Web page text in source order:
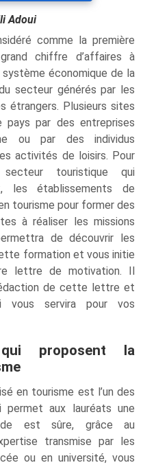
Adoui
comme la première
chiffre d’affaires à
économique de la
secteur générés par les
étrangers. Plusieurs sites
par des entreprises
ou par des individus
activités de loisirs. Pour
touristique qui
les établissements de
tourisme pour former des
à réaliser les missions
de découvrir les
formation et vous initie
lettre de motivation. Il
de cette lettre et
vous servira pour vos
proposent la
en tourisme est l’un des
permet aux lauréats une
est sûre, grâce au
transmise par les
ou en université, vous